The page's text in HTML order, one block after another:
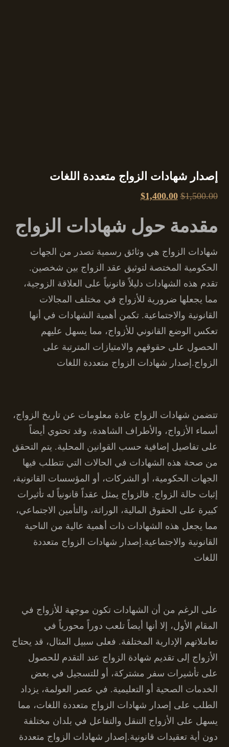
إصدار شهادات الزواج متعددة اللغات
$1,500.00
$1,400.00
مقدمة حول شهادات الزواج
شهادات الزواج هي وثائق رسمية تصدر من الجهات
الحكومية المختصة لتوثيق عقد الزواج بين شخصين.
تقدم هذه الشهادات دليلاً قانونياً على العلاقة الزوجية،
مما يجعلها ضرورية للأزواج في مختلف المجالات
القانونية والاجتماعية. تكمن أهمية الشهادات في أنها
تعكس الوضع القانوني للأزواج، مما يسهل عليهم
الحصول على حقوقهم والامتيازات المترتبة على
الزواج.إصدار شهادات الزواج متعددة اللغات
تتضمن شهادات الزواج عادة معلومات عن تاريخ الزواج،
أسماء الأزواج، والأطراف الشاهدة، وقد تحتوي أيضاً
على تفاصيل إضافية حسب القوانين المحلية. يتم التحقق
من صحة هذه الشهادات في الحالات التي تتطلب فيها
الجهات الحكومية، أو الشركات، أو المؤسسات القانونية،
إثبات حالة الزواج. فالزواج يمثل عقداً قانونياً له تأثيرات
كبيرة على الحقوق المالية، الوراثة، والتأمين الاجتماعي،
مما يجعل هذه الشهادات ذات أهمية عالية من الناحية
القانونية والاجتماعية.إصدار شهادات الزواج متعددة
اللغات
على الرغم من أن الشهادات تكون موجهة للأزواج في
المقام الأول، إلا أنها أيضاً تلعب دوراً محورياً في
تعاملاتهم الإدارية المختلفة. فعلى سبيل المثال، قد يحتاج
الأزواج إلى تقديم شهادة الزواج عند التقدم للحصول
على تأشيرات سفر مشتركة، أو للتسجيل في بعض
الخدمات الصحية أو التعليمية. في عصر العولمة، يزداد
الطلب على إصدار شهادات الزواج متعددة اللغات، مما
يسهل على الأزواج التنقل والتفاعل في بلدان مختلفة
دون أية تعقيدات قانونية.إصدار شهادات الزواج متعددة